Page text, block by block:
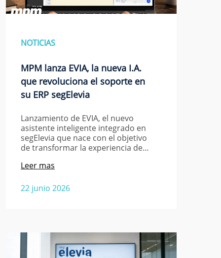
NOTICIAS
MPM lanza EVIA, la nueva I.A.
que revoluciona el soporte en
su ERP segElevia
Lanzamiento de EVIA, el nuevo
asistente inteligente integrado en
segElevia que nace con el objetivo
de transformar la experiencia de…
22 junio 2026
Leer mas